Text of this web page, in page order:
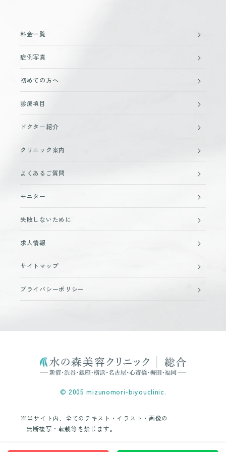
料金一覧
症例写真
初めての方へ
診療項目
ドクター紹介
クリニック案内
よくあるご質問
モニター
失敗しないために
求人情報
サイトマップ
プライバシーポリシー
© 2005 mizunomori-biyouclinic.
※当サイト内、全てのテキスト・イラスト・画像の
無断複写・転載等を禁じます。